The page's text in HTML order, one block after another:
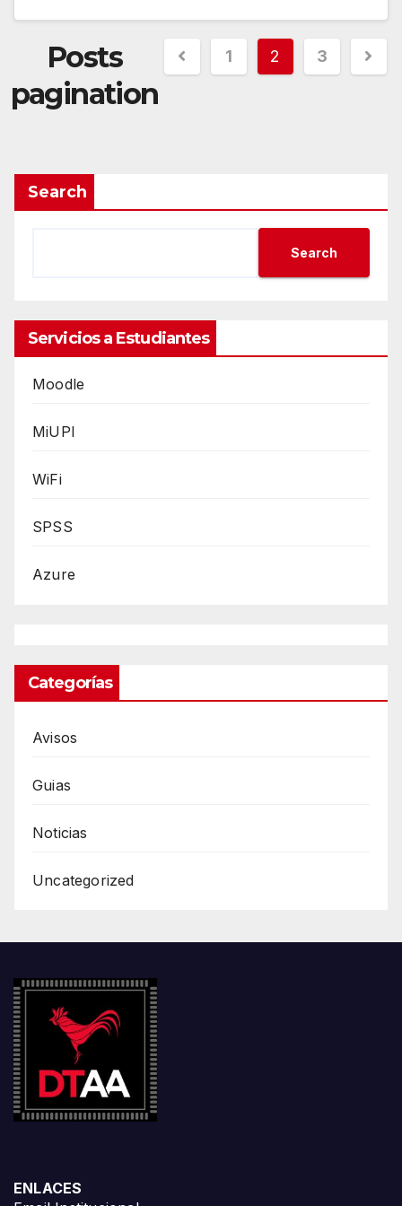
Posts
pagination
1 2 3
Search
Search
Servicios a Estudiantes
Moodle
MiUPI
WiFi
SPSS
Azure
Categorías
Avisos
Guias
Noticias
Uncategorized
ENLACES